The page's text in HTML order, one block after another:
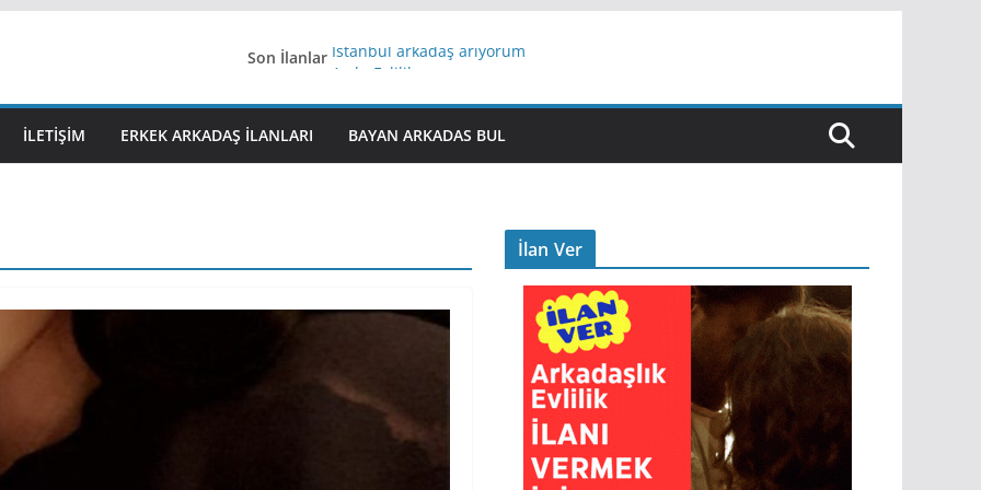
Son İlanlar İstanbul arkadaş arıyorum
Yeni Bir Aşk Lazım
iş arayanlara iş
İLETIŞIM ERKEK ARKADAŞ ILANLARI BAYAN ARKADAS BUL
İlan Ver